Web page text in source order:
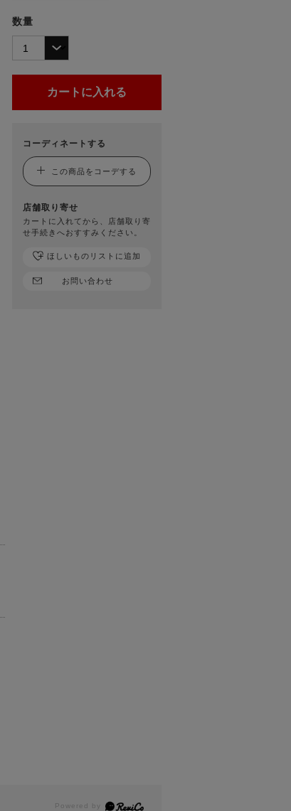
数量
コーディネートする
この商品をコーデする
店舗取り寄せ
カートに入れてから、店舗取り寄
せ手続きへおすすみください。
お問い合わせ
ほしいものリストに追加